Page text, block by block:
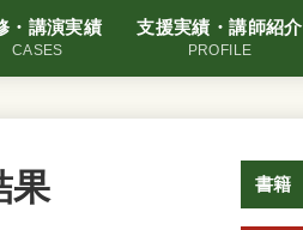
・講演実績
CASES
支援実績・講師紹介
PROFILE
果 書籍